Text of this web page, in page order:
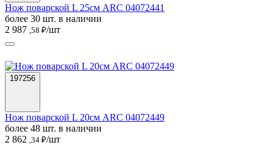
Нож поварской L 25см ARC 04072441
более 30 шт. в наличии
2 987 ,58 ₽/шт
197256
Нож поварской L 20см ARC 04072449
более 48 шт. в наличии
2 862 ,34 ₽/шт